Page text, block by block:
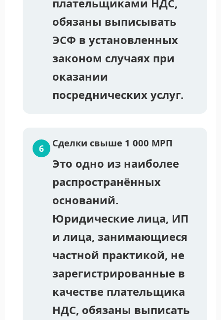
плательщиками НДС,
обязаны выписывать
ЭСФ в установленных
законом случаях при
оказании
посреднических услуг.
Сделки свыше 1 000 МРП
Это одно из наиболее
распространённых
оснований.
Юридические лица, ИП
и лица, занимающиеся
частной практикой, не
зарегистрированные в
качестве плательщика
НДС, обязаны выписать